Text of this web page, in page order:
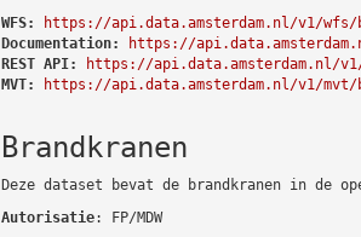
WFS:
https://api.data.amsterdam.nl/v1/wfs/
Documentation:
https://
REST API:
https://api.data.amsterdam.nl/v1/
MVT:
https://api.data.amsterdam.nl/v1/mvt/
Brandkranen
Deze dataset bevat de brandkranen in de
Autorisatie: FP/MDW